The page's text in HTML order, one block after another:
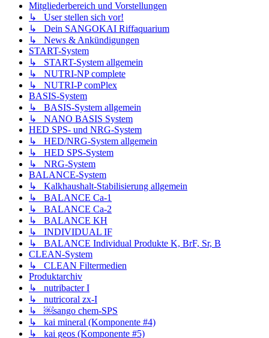
Mitgliederbereich und Vorstellungen
↳ User stellen sich vor!
↳ Dein SANGOKAI Riffaquarium
↳ News & Ankündigungen
START-System
↳ START-System allgemein
↳ NUTRI-NP complete
↳ NUTRI-P comPlex
BASIS-System
↳ BASIS-System allgemein
↳ NANO BASIS System
HED SPS- und NRG-System
↳ HED/NRG-System allgemein
↳ HED SPS-System
↳ NRG-System
BALANCE-System
↳ Kalkhaushalt-Stabilisierung allgemein
↳ BALANCE Ca-1
↳ BALANCE Ca-2
↳ BALANCE KH
↳ INDIVIDUAL IF
↳ BALANCE Individual Produkte K, BrF, Sr, B
CLEAN-System
↳ CLEAN Filtermedien
Produktarchiv
↳ nutribacter I
↳ nutricoral zx-I
↳ ￼sango chem-SPS
↳ kai mineral (Komponente #4)
↳ kai geos (Komponente #5)